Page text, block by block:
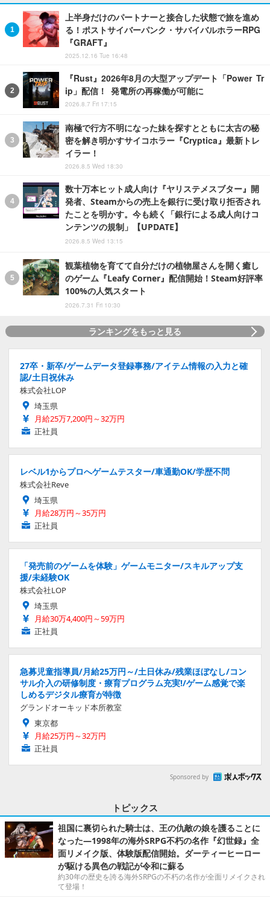
上半身だけのパートナーと接合した状態で旅を進め
る！ポストサイバーパンク・サバイバルホラーRPG
『GRAFT』
2025.12.16 Tue 16:48
『Rust』2026年8月の大型アップデート「Power Tr
ip」配信！ 発電所の再稼働が可能に
2026.8.7 Fri 17:15
南極で行方不明になった妹を探すとともに太古の秘
密を解き明かすサイコホラー『Cryptica』最新トレ
イラー！
2026.8.5 Wed 18:30
数十万本ヒット成人向け『ヤリステメスブター』開
発者、Steamからの売上を銀行に受け取り拒否され
たことを明かす。今も続く「銀行による成人向けコ
ンテンツの規制」【UPDATE】
2026.8.5 Wed 13:15
観葉植物を育てて自分だけの植物屋さんを開く癒し
のゲーム『Leafy Corner』配信開始！Steam好評率
100%の人気スタート
2026.7.31 Fri 10:30
ランキングをもっと見る
27卒・新卒/ゲームデータ登録事務/アイテム情報の入力と確
認/土日祝休み
株式会社LOP
埼玉県
月給25万7,200円～32万円
正社員
レベル1からプロへゲームテスター/車通勤OK/学歴不問
株式会社Reve
埼玉県
月給28万円～35万円
正社員
「発売前のゲームを体験」ゲームモニター/スキルアップ支
援/未経験OK
株式会社LOP
埼玉県
月給30万4,400円～59万円
正社員
急募児童指導員/月給25万円～/土日休み/残業ほぼなし/コン
サル介入の研修制度・療育プログラム充実!/ゲーム感覚で楽
しめるデジタル療育が特徴
グランドオーキッド本所教室
東京都
月給25万円～32万円
正社員
Sponsored by
トピックス
祖国に裏切られた騎士は、王の仇敵の娘を護ることに
なった―1998年の海外SRPG不朽の名作『幻世録』全
面リメイク版、体験版配信開始。ダーティーヒーロー
が駆ける異色の戦記が令和に蘇る
約30年の歴史を誇る海外SRPGの不朽の名作が全面リメイクされ
て登場！